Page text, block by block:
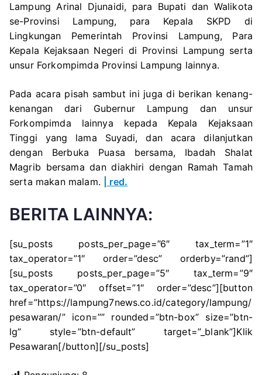
Lampung Arinal Djunaidi, para Bupati dan Walikota
se-Provinsi Lampung, para Kepala SKPD di
Lingkungan Pemerintah Provinsi Lampung, Para
Kepala Kejaksaan Negeri di Provinsi Lampung serta
unsur Forkompimda Provinsi Lampung lainnya.
Pada acara pisah sambut ini juga di berikan kenang-
kenangan dari Gubernur Lampung dan unsur
Forkompimda lainnya kepada Kepala Kejaksaan
Tinggi yang lama Suyadi, dan acara dilanjutkan
dengan Berbuka Puasa bersama, Ibadah Shalat
Magrib bersama dan diakhiri dengan Ramah Tamah
serta makan malam.
| red.
BERITA LAINNYA:
[su_posts posts_per_page=”6″ tax_term=”1″
tax_operator=”1″ order=”desc” orderby=”rand”]
[su_posts posts_per_page=”5″ tax_term=”9″
tax_operator=”0″ offset=”1″ order=”desc”][button
href=”https://lampung7news.co.id/category/lampung/
pesawaran/” icon=”” rounded=”btn-box” size=”btn-
lg” style=”btn-default” target=”_blank”]Klik
Pesawaran[/button][/su_posts]